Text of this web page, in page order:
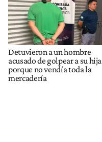
Detuvieron a un hombre
acusado de golpear a su hija
porque no vendía toda la
mercadería